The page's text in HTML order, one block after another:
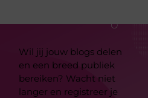
Wil jij jouw blogs delen
en een breed publiek
bereiken? Wacht niet
langer en registreer je